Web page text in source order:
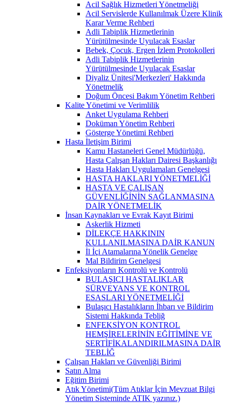
Acil Sağlık Hizmetleri Yönetmeliği
Acil Servislerde Kullanılmak Üzere Klinik
Karar Verme Rehberi
Adli Tabiplik Hizmetlerinin
Yürütülmesinde Uyulacak Esaslar
Bebek, Çocuk, Ergen İzlem Protokolleri
Adli Tabiplik Hizmetlerinin
Yürütülmesinde Uyulacak Esaslar
Diyaliz Ünitesi'Merkezleri' Hakkında
Yönetmelik
Doğum Öncesi Bakım Yönetim Rehberi
Kalite Yönetimi ve Verimlilik
Anket Uygulama Rehberi
Doküman Yönetim Rehberi
Gösterge Yönetimi Rehberi
Hasta İletişim Birimi
Kamu Hastaneleri Genel Müdürlüğü,
Hasta Çalışan Hakları Dairesi Başkanlığı
Hasta Hakları Uygulamaları Genelgesi
HASTA HAKLARI YÖNETMELİĞİ
HASTA VE ÇALIŞAN
GÜVENLİĞİNİN SAĞLANMASINA
DAİR YÖNETMELİK
İnsan Kaynakları ve Evrak Kayıt Birimi
Askerlik Hizmeti
DİLEKÇE HAKKININ
KULLANILMASINA DAİR KANUN
İl İçi Atamalarına Yönelik Genelge
Mal Bildirim Genelgesi
Enfeksiyonların Kontrolü ve Kontrolü
BULAŞICI HASTALIKLAR
SÜRVEYANS VE KONTROL
ESASLARI YÖNETMELİĞİ
Bulaşıcı Hastalıkların İhbarı ve Bildirim
Sistemi Hakkında Tebliğ
ENFEKSİYON KONTROL
HEMŞİRELERİNİN EĞİTİMİNE VE
SERTİFİKALANDIRILMASINA DAİR
TEBLİĞ
Çalışan Hakları ve Güvenliği Birimi
Satın Alma
Eğitim Birimi
Atık Yönetimi(Tüm Atıklar İçin Mevzuat Bilgi
Yönetim Sisteminde ATIK yazınız.)